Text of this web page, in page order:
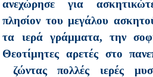
ανεχώρησε για
πλησίον του μεγάλου
τα ιερά γράμματα, την
Θεοτίμητες αρετές στο
ζώντας πολλές ιερές